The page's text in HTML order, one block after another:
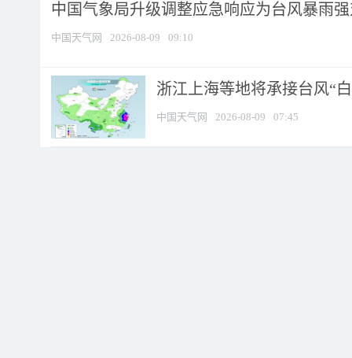
中国气象局升级调整应急响应为台风暴雨
中国天气网 2026-08-09 09:10
浙江上海等地将承接台风“
中国天气网 2026-08-09 07:45